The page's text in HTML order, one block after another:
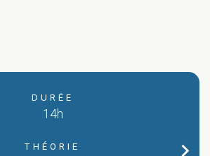
DURÉE
14h
THÉORIE chevron_right